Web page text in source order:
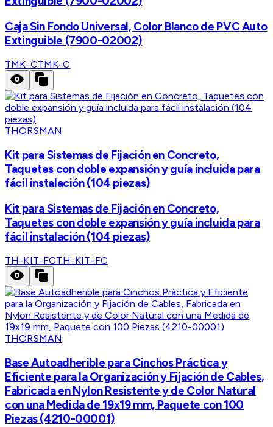
Caja Sin Fondo Universal, Color Blanco de PVC Auto
Extinguible (7900-02002)
TMK-CTMK-C
THORSMAN
Kit para Sistemas de Fijación en Concreto,
Taquetes con doble expansión y guía incluida para
fácil instalación (104 piezas)
Kit para Sistemas de Fijación en Concreto,
Taquetes con doble expansión y guía incluida para
fácil instalación (104 piezas)
TH-KIT-FCTH-KIT-FC
THORSMAN
Base Autoadherible para Cinchos Práctica y
Eficiente para la Organización y Fijación de Cables,
Fabricada en Nylon Resistente y de Color Natural
con una Medida de 19x19 mm, Paquete con 100
Piezas (4210-00001)